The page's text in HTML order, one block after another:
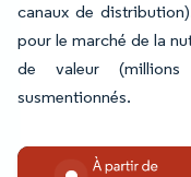
canaux de
pour le marché de la
de valeur
susmentionnés.